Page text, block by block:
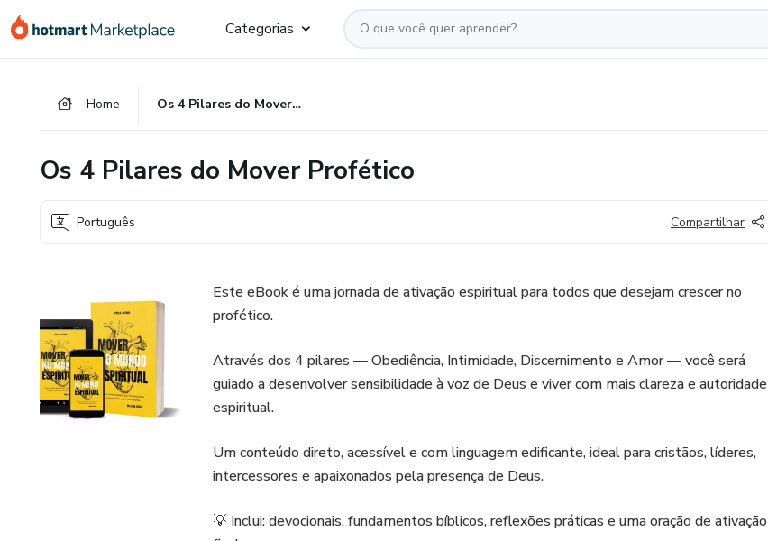
para
para
para
Categorias
Home Os 4 Pilares do Mover Profético
Os 4 Pilares do Mover Profético
Português Compartilhar
Este eBook é uma jornada de ativação espiritual para todos que desejam crescer no
profético.
Através dos 4 pilares — Obediência, Intimidade, Discernimento e Amor — você será
guiado a desenvolver sensibilidade à voz de Deus e viver com mais clareza e autoridade
espiritual.
Um conteúdo direto, acessível e com linguagem edificante, ideal para cristãos, líderes,
intercessores e apaixonados pela presença de Deus.
💡 Inclui: devocionais, fundamentos bíblicos, reflexões práticas e uma oração de ativação